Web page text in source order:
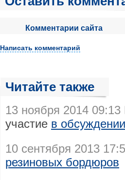
Комментарии сайта
Написать комментарий
Читайте также
13 ноября 2014 09:13
участие в
10 сентября 2013
резиновых бордюров